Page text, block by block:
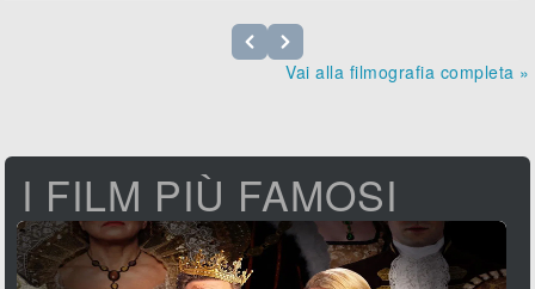
Vai alla filmografia completa »
I FILM PIÙ FAMOSI